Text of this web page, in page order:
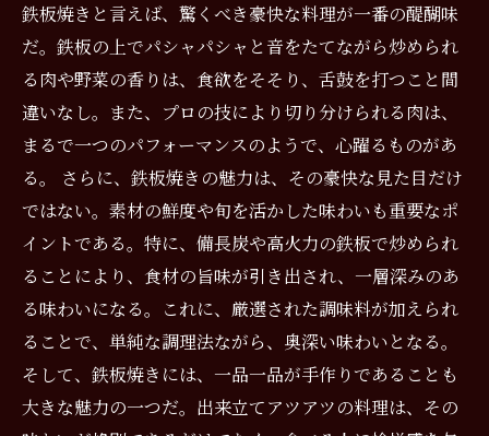
鉄板焼きと言えば、驚くべき豪快な料理が一番の醍醐味
だ。鉄板の上でパシャパシャと音をたてながら炒められ
る肉や野菜の香りは、食欲をそそり、舌鼓を打つこと間
違いなし。また、プロの技により切り分けられる肉は、
まるで一つのパフォーマンスのようで、心躍るものがあ
る。 さらに、鉄板焼きの魅力は、その豪快な見た目だけ
ではない。素材の鮮度や旬を活かした味わいも重要なポ
イントである。特に、備長炭や高火力の鉄板で炒められ
ることにより、食材の旨味が引き出され、一層深みのあ
る味わいになる。これに、厳選された調味料が加えられ
ることで、単純な調理法ながら、奥深い味わいとなる。
そして、鉄板焼きには、一品一品が手作りであることも
大きな魅力の一つだ。出来立てアツアツの料理は、その